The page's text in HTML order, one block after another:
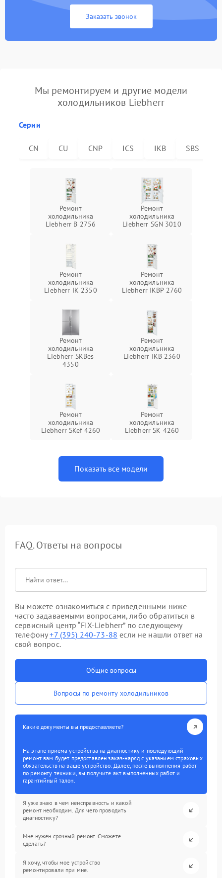
Заказать звонок
Мы ремонтируем и другие модели
холодильников Liebherr
Серии
CN CU CNP ICS IKB SBS
Ремонт
холодильника
Liebherr B 2756
Ремонт
холодильника
Liebherr SGN 3010
Ремонт
холодильника
Liebherr IK 2350
Ремонт
холодильника
Liebherr IKBP 2760
Ремонт
холодильника
Liebherr SKBes
4350
Ремонт
холодильника
Liebherr IKB 2360
Ремонт
холодильника
Liebherr SKef 4260
Ремонт
холодильника
Liebherr SK 4260
Показать все модели
FAQ. Ответы на вопросы
Вы можете ознакомиться с приведенными ниже
часто задаваемыми вопросами, либо обратиться в
сервисный центр “FIX-Liebherr” по следующему
телефону+7 (395) 240-73-88 если не нашли ответ на
свой вопрос.
Общие вопросы
Вопросы по ремонту холодильников
Какие документы вы предоставляете?
На этапе приема устройства на диагностику и последующий
ремонт вам будет предоставлен заказ-наряд с указанием страховых
обязательств на ваше устройство. Далее, после выполнения работ
по ремонту техники, вы получите акт выполненных работ и
гарантийный талон.
Я уже знаю в чем неисправность и какой
ремонт необходим. Для чего проводить
диагностику?
Мне нужен срочный ремонт. Сможете
сделать?
Я хочу, чтобы мое устройство
ремонтировали при мне.